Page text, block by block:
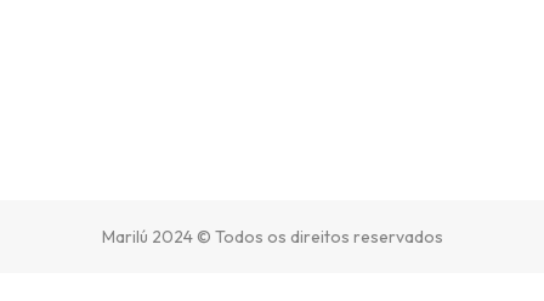
Marilú 2024 © Todos os direitos reservados